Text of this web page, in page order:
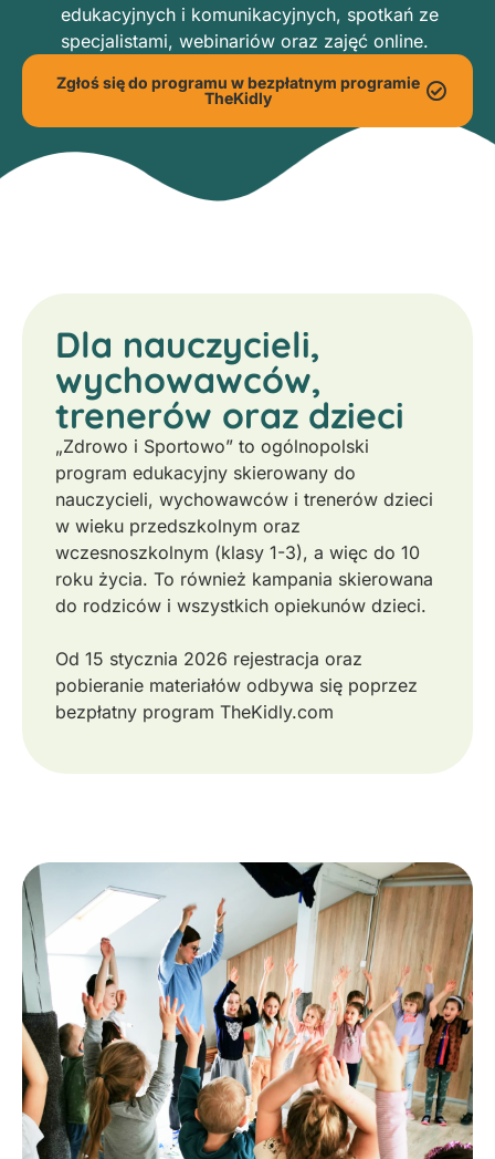
edukacyjnych i komunikacyjnych, spotkań ze
specjalistami, webinariów oraz zajęć online.
Zgłoś się do programu w bezpłatnym programie
TheKidly
Dla nauczycieli,
wychowawców,
trenerów oraz dzieci
„Zdrowo i Sportowo” to ogólnopolski
program edukacyjny skierowany do
nauczycieli, wychowawców i trenerów dzieci
w wieku przedszkolnym oraz
wczesnoszkolnym (klasy 1-3), a więc do 10
roku życia. To również kampania skierowana
do rodziców i wszystkich opiekunów dzieci.
Od 15 stycznia 2026 rejestracja oraz
pobieranie materiałów odbywa się poprzez
bezpłatny program TheKidly.com